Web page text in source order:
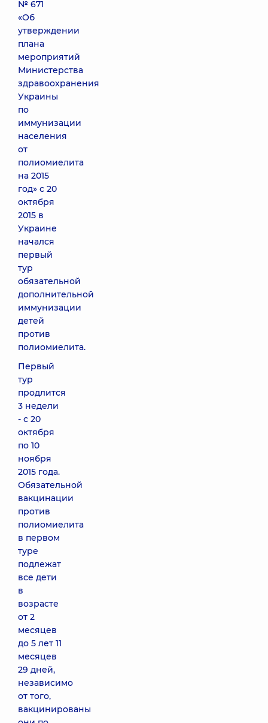
№ 671
«Об
утверждении
плана
мероприятий
Министерства
здравоохранения
Украины
по
иммунизации
населения
от
полиомиелита
на 2015
год» с 20
октября
2015 в
Украине
начался
первый
тур
обязательной
дополнительной
иммунизации
детей
против
полиомиелита.
Первый
тур
продлится
3 недели
- с 20
октября
по 10
ноября
2015 года.
Обязательной
вакцинации
против
полиомиелита
в первом
туре
подлежат
все дети
в
возрасте
от 2
месяцев
до 5 лет 11
месяцев
29 дней,
независимо
от того,
вакцинированы